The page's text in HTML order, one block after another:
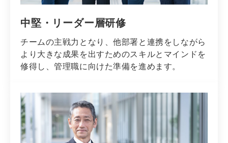
中堅・リーダー層研修
チームの主戦力となり、他部署と連携をしながら
より大きな成果を出すためのスキルとマインドを
修得し、管理職に向けた準備を進めます。